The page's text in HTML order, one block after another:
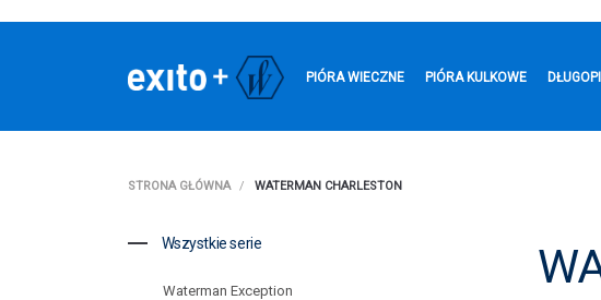
PIÓRA WIECZNE PIÓRA KULKOWE
STRONA GŁÓWNA WATERMAN CHARLESTON
Wszystkie serie
Waterman Exception